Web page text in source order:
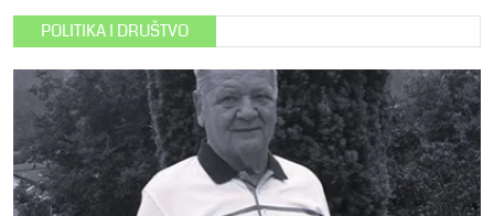
POLITIKA I DRUŠTVO